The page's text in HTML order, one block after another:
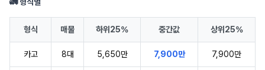
형식 매물 하위25% 중간값 상위25%
카고 8대 5,650만 7,900만 7,900만